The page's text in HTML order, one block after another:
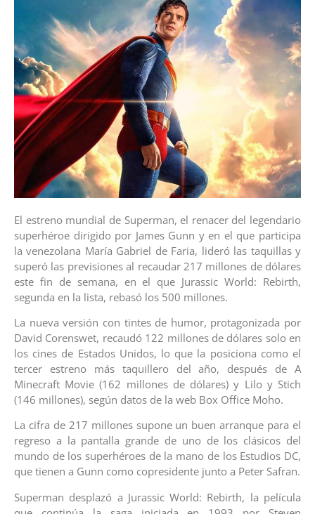
El estreno mundial de Superman, el renacer del legendario
superhéroe dirigido por James Gunn y en el que participa
la venezolana María Gabriel de Faria, lideró las taquillas y
superó las previsiones al recaudar 217 millones de dólares
este fin de semana, en el que Jurassic World: Rebirth,
segunda en la lista, rebasó los 500 millones.
La nueva versión con tintes de humor, protagonizada por
David Corenswet, recaudó 122 millones de dólares solo en
los cines de Estados Unidos, lo que la posiciona como el
tercer estreno más taquillero del año, después de A
Minecraft Movie (162 millones de dólares) y Lilo y Stich
(146 millones), según datos de la web Box Office Moho.
La cifra de 217 millones supone un buen arranque para el
regreso a la pantalla grande de uno de los clásicos del
mundo de los superhéroes de la mano de los Estudios DC,
que tienen a Gunn como copresidente junto a Peter Safran.
Superman desplazó a Jurassic World: Rebirth, la película